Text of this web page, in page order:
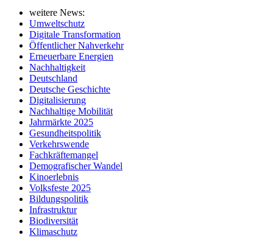
weitere News:
Umweltschutz
Digitale Transformation
Öffentlicher Nahverkehr
Erneuerbare Energien
Nachhaltigkeit
Deutschland
Deutsche Geschichte
Digitalisierung
Nachhaltige Mobilität
Jahrmärkte 2025
Gesundheitspolitik
Verkehrswende
Fachkräftemangel
Demografischer Wandel
Kinoerlebnis
Volksfeste 2025
Bildungspolitik
Infrastruktur
Biodiversität
Klimaschutz